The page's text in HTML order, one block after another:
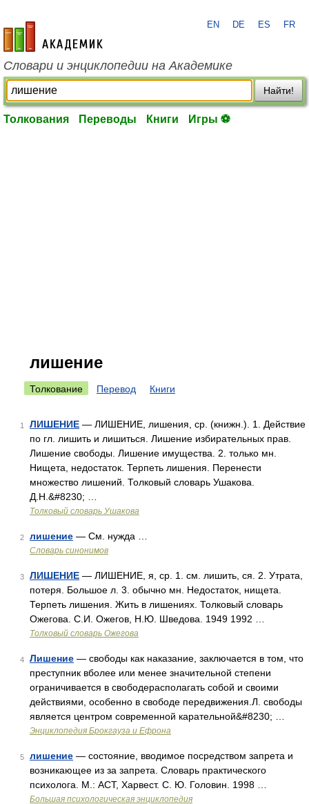
academic.ru
EN DE ES FR
Словари и энциклопедии на Академике
Найти!
Толкования Переводы Книги Игры ⚽
лишение
Толкование Перевод Книги
1 ЛИШЕНИЕ — ЛИШЕНИЕ, лишения, ср. (книжн.). 1. Действие
по гл. лишить и лишиться. Лишение избирательных прав.
Лишение свободы. Лишение имущества. 2. только мн.
Нищета, недостаток. Терпеть лишения. Перенести
множество лишений. Толковый словарь Ушакова.
Д.Н.&#8230; …
Толковый словарь Ушакова
2 лишение — См. нужда …
Словарь синонимов
3 ЛИШЕНИЕ — ЛИШЕНИЕ, я, ср. 1. см. лишить, ся. 2. Утрата,
потеря. Большое л. 3. обычно мн. Недостаток, нищета.
Терпеть лишения. Жить в лишениях. Толковый словарь
Ожегова. С.И. Ожегов, Н.Ю. Шведова. 1949 1992 …
Толковый словарь Ожегова
4 Лишение — свободы как наказание, заключается в том, что
преступник вболее или менее значительной степени
ограничивается в свободерасполагать собой и своими
действиями, особенно в свободе передвижения.Л. свободы
является центром современной карательной&#8230; …
Энциклопедия Брокгауза и Ефрона
5 лишение — состояние, вводимое посредством запрета и
возникающее из за запрета. Словарь практического
психолога. М.: АСТ, Харвест. С. Ю. Головин. 1998 …
Большая психологическая энциклопедия